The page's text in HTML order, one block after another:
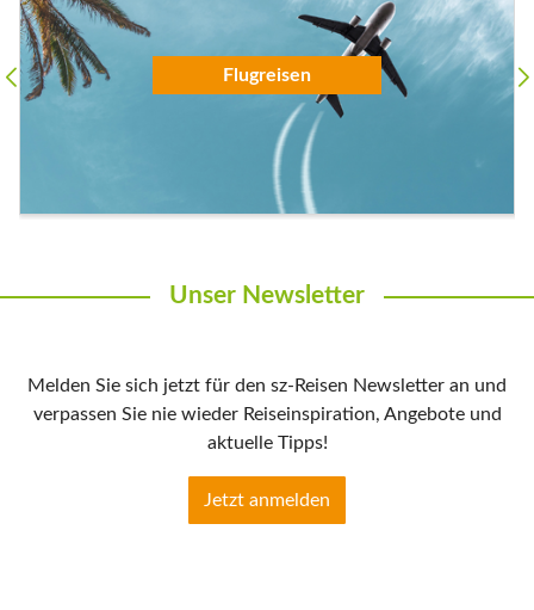
Flugreisen
Unser Newsletter
Melden Sie sich jetzt für den sz-Reisen Newsletter an und
verpassen Sie nie wieder Reiseinspiration, Angebote und
aktuelle Tipps!
Jetzt anmelden